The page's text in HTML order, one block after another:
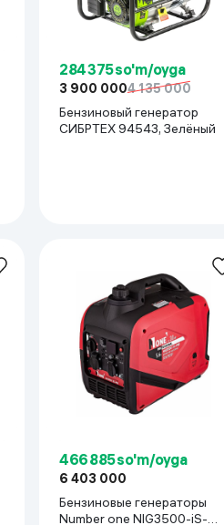
284 375 so'm/oyga
3 900 0004 135 000
Бензиновый генератор
СИБРТЕХ 94543, Зелёный
466 885 so'm/oyga
6 403 000
Бензиновые генераторы
Number one NIG3500-iS-